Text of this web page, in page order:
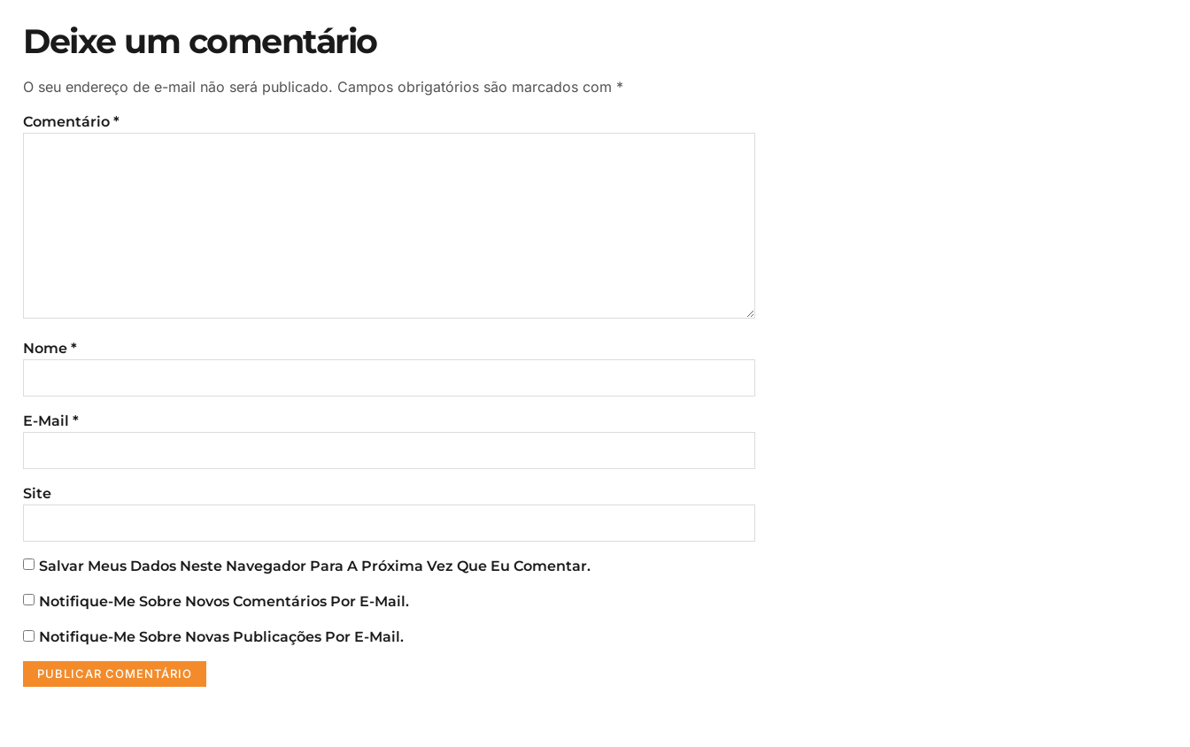
Deixe um comentário
O seu endereço de e-mail não será publicado. Campos obrigatórios são marcados com *
Comentário *
Nome *
E-Mail *
Site
Salvar Meus Dados Neste Navegador Para A Próxima Vez Que Eu Comentar.
Notifique-Me Sobre Novos Comentários Por E-Mail.
Notifique-Me Sobre Novas Publicações Por E-Mail.